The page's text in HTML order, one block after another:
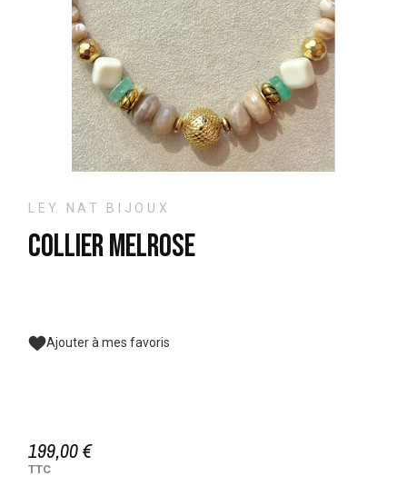
LEY NAT BIJOUX
Collier Melrose
Ajouter à mes favoris
199,00 €
TTC